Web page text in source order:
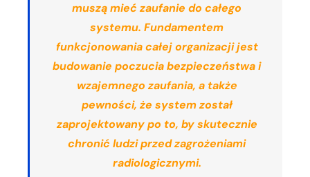
muszą mieć zaufanie do całego
systemu. Fundamentem
funkcjonowania całej organizacji jest
budowanie poczucia bezpieczeństwa i
wzajemnego zaufania, a także
pewności, że system został
zaprojektowany po to, by skutecznie
chronić ludzi przed zagrożeniami
radiologicznymi.